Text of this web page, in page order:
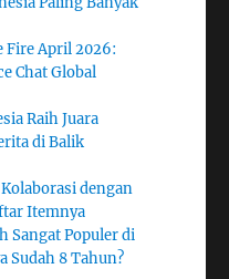
Fire April 2026:
Chat Global
Raih Juara
di Balik
dengan
Itemnya
Sangat Populer di
Sudah 8 Tahun?